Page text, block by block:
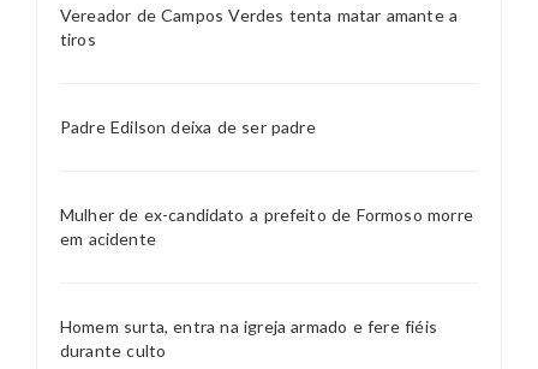
Vereador de Campos Verdes tenta matar amante a
tiros
Padre Edilson deixa de ser padre
Mulher de ex-candidato a prefeito de Formoso morre
em acidente
Homem surta, entra na igreja armado e fere fiéis
durante culto